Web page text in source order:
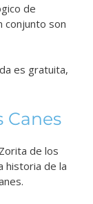
de
conjunto son
es gratuita,
Canes
de los
historia de la